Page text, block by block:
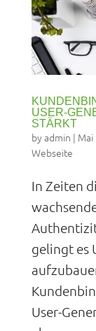
USER-
STÄRKT
byadmin | Mai
Webseite
In Zeiten
gelingt es
User-